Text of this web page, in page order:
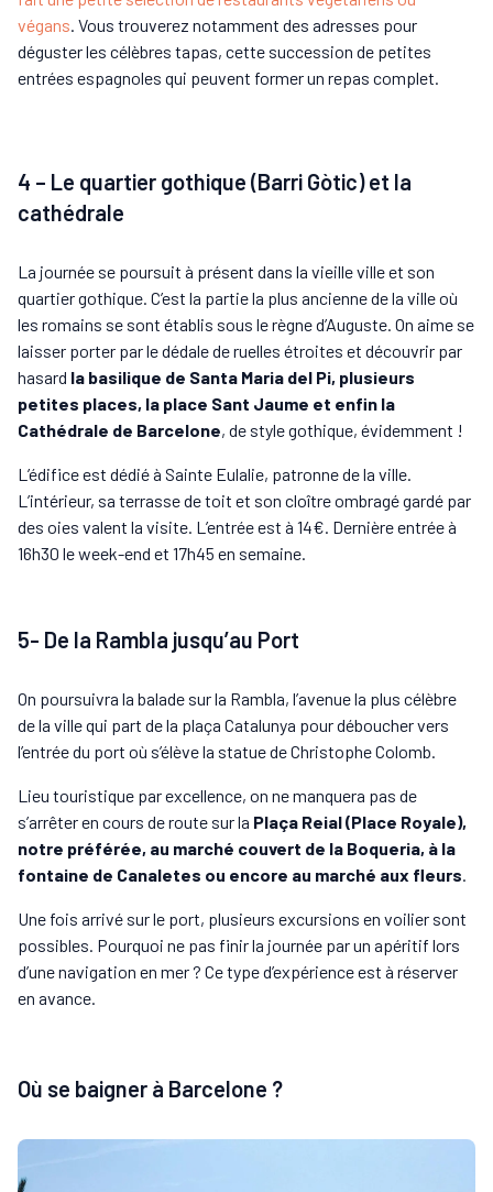
végans. Vous trouverez notamment des adresses pour
déguster les célèbres tapas, cette succession de petites
entrées espagnoles qui peuvent former un repas complet.
4 – Le quartier gothique (Barri Gòtic) et la
cathédrale
La journée se poursuit à présent dans la vieille ville et son
quartier gothique. C’est la partie la plus ancienne de la ville où
les romains se sont établis sous le règne d’Auguste. On aime se
laisser porter par le dédale de ruelles étroites et découvrir par
hasard la basilique de Santa Maria del Pi, plusieurs
petites places, la place Sant Jaume et enfin la
Cathédrale de Barcelone, de style gothique, évidemment !
L’édifice est dédié à Sainte Eulalie, patronne de la ville.
L’intérieur, sa terrasse de toit et son cloître ombragé gardé par
des oies valent la visite. L’entrée est à 14€. Dernière entrée à
16h30 le week-end et 17h45 en semaine.
5- De la Rambla jusqu’au Port
On poursuivra la balade sur la Rambla, l’avenue la plus célèbre
de la ville qui part de la plaça Catalunya pour déboucher vers
l’entrée du port où s’élève la statue de Christophe Colomb.
Lieu touristique par excellence, on ne manquera pas de
s’arrêter en cours de route sur la Plaça Reial (Place Royale),
notre préférée, au marché couvert de la Boqueria, à la
fontaine de Canaletes ou encore au marché aux fleurs.
Une fois arrivé sur le port, plusieurs excursions en voilier sont
possibles. Pourquoi ne pas finir la journée par un apéritif lors
d’une navigation en mer ? Ce type d’expérience est à réserver
en avance.
Où se baigner à Barcelone ?